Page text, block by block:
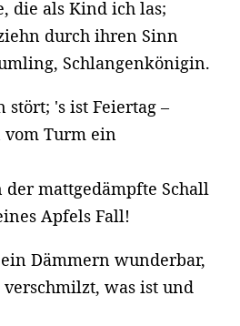
die als Kind ich las;
durch ihren Sinn
Schlangenkönigin.
's ist Feiertag –
Turm ein
mattgedämpfte Schall
Apfels Fall!
Dämmern wunderbar,
was ist und